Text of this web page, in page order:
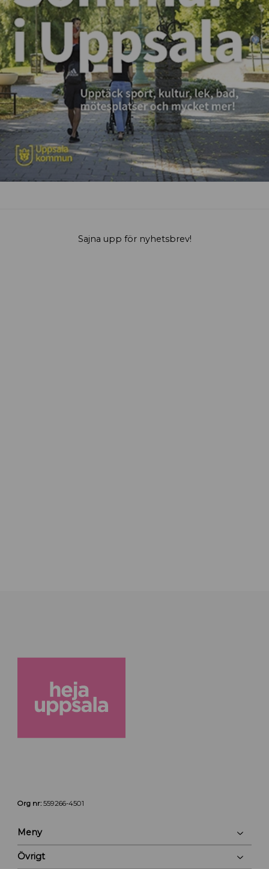
Sajna upp för nyhetsbrev!
Org nr:559266-4501
Meny
Övrigt